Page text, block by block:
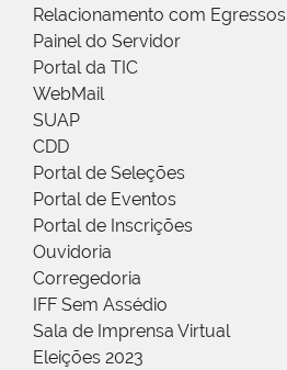
Relacionamento com Egressos
Painel do Servidor
Portal da TIC
WebMail
SUAP
CDD
Portal de Seleções
Portal de Eventos
Portal de Inscrições
Ouvidoria
Corregedoria
IFF Sem Assédio
Sala de Imprensa Virtual
Eleições 2023